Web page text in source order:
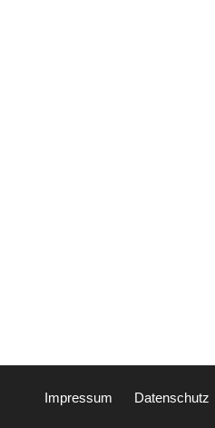
Impressum Datenschutz